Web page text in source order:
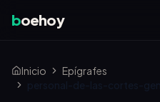
boehoy
Inicio
Epígrafes
personal-de-las-cortes-